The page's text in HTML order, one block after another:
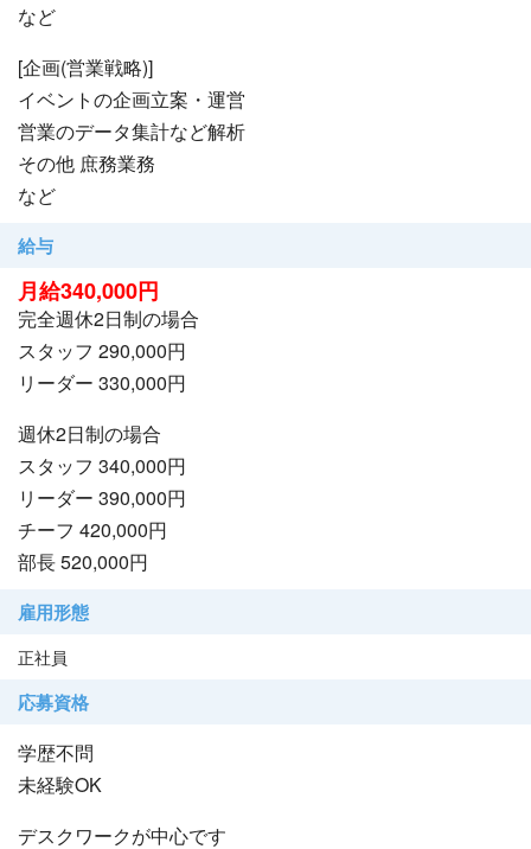
など
[企画(営業戦略)]
イベントの企画立案・運営
営業のデータ集計など解析
その他 庶務業務
など
給与
月給340,000円
完全週休2日制の場合
スタッフ 290,000円
リーダー 330,000円
週休2日制の場合
スタッフ 340,000円
リーダー 390,000円
チーフ 420,000円
部長 520,000円
雇用形態
正社員
応募資格
学歴不問
未経験OK
デスクワークが中心です